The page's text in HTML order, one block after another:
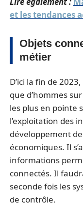
et les tendances
Objets
métier
D’ici la fin de
que d’hommes
les plus en pointe
l’exploitation des
développement
économiques. Il
informations
connectés. Il
seconde fois les
de contrôle.